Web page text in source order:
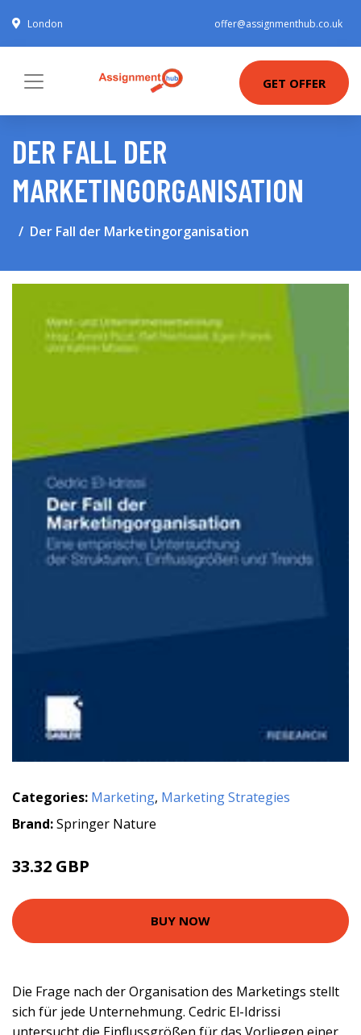
London offer@assignmenthub.co.uk
GET OFFER
DER FALL DER
MARKETINGORGANISATION
Der Fall der Marketingorganisation
Categories: Marketing, Marketing Strategies
Brand:Springer Nature
33.32 GBP
BUY NOW
Die Frage nach der Organisation des Marketings stellt
sich für jede Unternehmung. Cedric El-Idrissi